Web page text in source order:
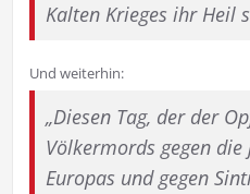
Kalten Krieges ihr Heil
Und weiterhin:
„Diesen Tag, der der
Völkermords gegen
Eu­ropas und gegen